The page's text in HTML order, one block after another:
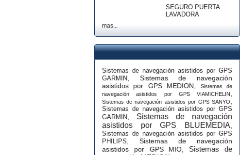
SEGURO PUERTA
LAVADORA
mas...
Sistemas de navegación asistidos por GPS
GARMIN
Sistemas de navegación
asistidos por GPS MEDION
Sistemas de
navegación asistidos por GPS VIAMICHELIN
Sistemas de navegación asistidos por GPS SANYO
Sistemas de navegación asistidos por GPS
GARMIN
Sistemas de navegación
asistidos por GPS BLUEMEDIA
Sistemas de navegación asistidos por GPS
PHILIPS
Sistemas de navegación
asistidos por GPS MIO
Sistemas de